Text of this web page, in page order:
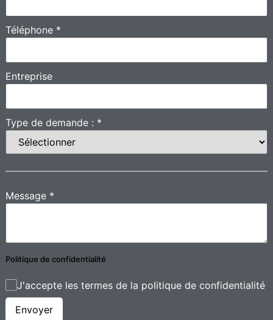
Téléphone *
Entreprise
Type de demande : *
Message *
Politique de confidentialité
J'accepte les termes de la politique de confidentialité
Envoyer